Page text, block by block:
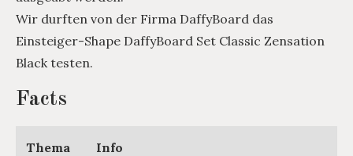
Wir durften von der Firma DaffyBoard das
Einsteiger-Shape DaffyBoard Set Classic Zensation
Black testen.
Facts
Thema Info